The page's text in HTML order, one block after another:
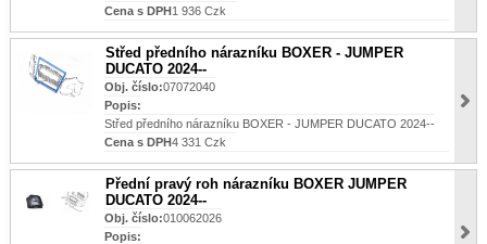
Cena s DPH1 936 Czk
Střed předního nárazníku BOXER - JUMPER
DUCATO 2024--
Obj. číslo:07072040
Popis:
Střed předního nárazníku BOXER - JUMPER DUCATO 2024--
Cena s DPH4 331 Czk
Přední pravý roh nárazníku BOXER JUMPER
DUCATO 2024--
Obj. číslo:010062026
Popis: